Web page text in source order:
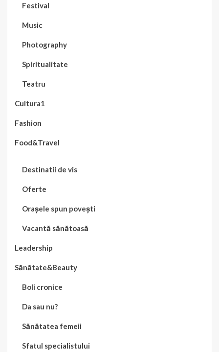
Festival
Music
Photography
Spiritualitate
Teatru
Cultura1
Fashion
Food&Travel
Destinatii de vis
Oferte
Orașele spun povești
Vacantă sănătoasă
Leadership
Sănătate&Beauty
Boli cronice
Da sau nu?
Sănătatea femeii
Sfatul specialistului